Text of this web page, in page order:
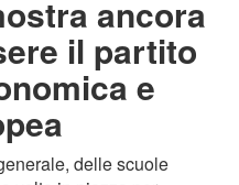
ancora
il partito
e
delle scuole